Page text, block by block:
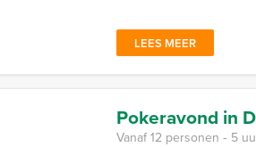
LEES MEER
Pokeravond in
Vanaf 12 personen ‐ 5